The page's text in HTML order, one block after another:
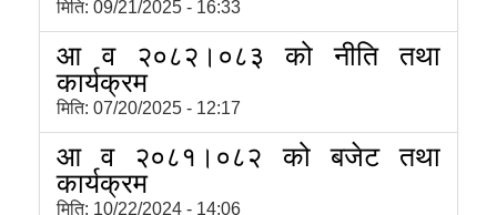
मिति: 09/21/2025 - 16:33
आ व २०८२।०८३ को नीति तथा
कार्यक्रम
मिति: 07/20/2025 - 12:17
आ व २०८१।०८२ को बजेट तथा
कार्यक्रम
मिति: 10/22/2024 - 14:06